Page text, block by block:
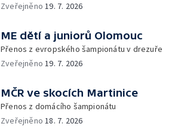
Zveřejněno19. 7. 2026
ME dětí a juniorů Olomouc
Přenos z evropského šampionátu v drezuře
Zveřejněno19. 7. 2026
MČR ve skocích Martinice
Přenos z domácího šampionátu
Zveřejněno18. 7. 2026